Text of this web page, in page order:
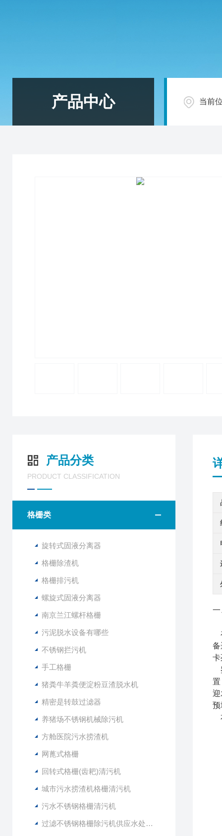
产品中心 当前
产品分类
PRODUCT CLASSIFICATION
格栅类
旋转式固液分离器
格栅除渣机
格栅排污机
螺旋式固液分离器
南京兰江螺杆格栅
污泥脱水设备有哪些
不锈钢拦污机
手工格栅
猪粪牛羊粪便淀粉豆渣脱水机
精密是转鼓过滤器
养猪场不锈钢机械除污机
方舱医院污水捞渣机
网蓖式格栅
回转式格栅(齿耙)清污机
城市污水捞渣机格栅清污机
污水不锈钢格栅清污机
过滤不锈钢格栅除污机供应水处理设备
一
备
卡
置
迎
预